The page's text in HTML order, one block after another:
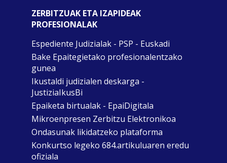
ZERBITZUAK ETA IZAPIDEAK
PROFESIONALAK
Espediente Judizialak - PSP - Euskadi
Bake Epaitegietako profesionalentzako
gunea
Ikustaldi judizialen deskarga -
JustiziaIkusBi
Epaiketa birtualak - EpaiDigitala
Mikroenpresen Zerbitzu Elektronikoa
Ondasunak likidatzeko plataforma
Konkurtso legeko 684.artikuluaren eredu
ofiziala